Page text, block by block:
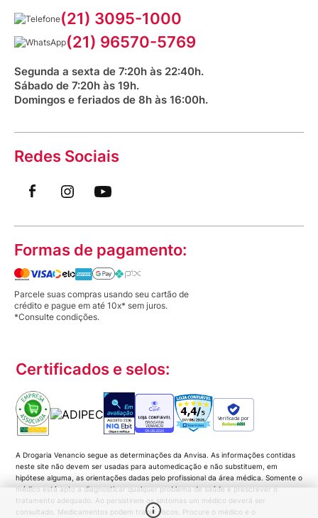
Aniversário Venancio 2025
Bioimpedância Gratuita
Fale conosco
Saúde na praça
(21) 3095-1000
(21) 96570-5769
Segunda a sexta de 7:20h às 22:40h.
Sábado de 7:20h às 19h.
Domingos e feriados de 8h às 16:00h.
Redes Sociais
Formas de pagamento:
Parcele suas compras usando seu cartão de
crédito e pague em até 10x* sem juros.
*Consulte condições.
Certificados e selos:
Verificada por
A Drogaria Venancio segue as determinações da Anvisa. As informações contidas
neste site não devem ser usadas para automedicação e não substituem, em
hipótese alguma, as orientações dadas pelo profissional da área médica. Somente o
médico está apto a diagnosticar qualquer problema de saúde e prescrever o
tratamento adequado. Ao persistirem os sintomas um médico deverá ser
consultado. Medicamentos podem trazer riscos. Procure o médico e o